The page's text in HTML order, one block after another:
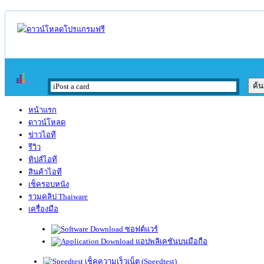
หน้าแรก
ดาวน์โหลด
ข่าวไอที
รีวิว
ทิปส์ไอที
สินค้าไอที
เช็ครอบหนัง
รวมคลิป Thaiware
เครื่องมือ
ซอฟต์แวร์
แอปพลิเคชันบนมือถือ
เช็คความเร็วเน็ต (Speedtest)